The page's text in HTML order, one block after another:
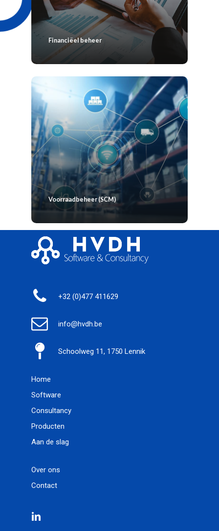
Financiëel beheer
Voorraadbeheer (SCM)
+32 (0)477 411629
info@hvdh.be
Schoolweg 11, 1750 Lennik
Home
Software
Consultancy
Producten
Aan de slag
Over ons
Contact